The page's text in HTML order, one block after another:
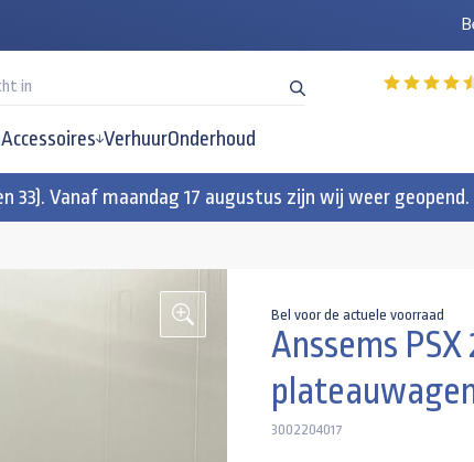
Accessoires VerhuurOnderhoud
33). Vanaf maandag 17 augustus zijn wij weer geopend.
Bel voor de actuele voorraad
Anssems
3002204017